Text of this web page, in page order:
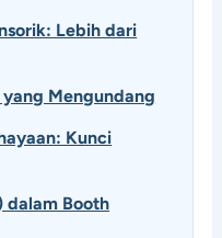
Lebih dari
Mengundang
Kunci
dalam Booth